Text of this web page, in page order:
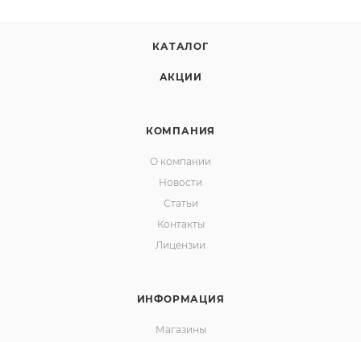
КАТАЛОГ
АКЦИИ
КОМПАНИЯ
О компании
Новости
Статьи
Контакты
Лицензии
ИНФОРМАЦИЯ
Магазины